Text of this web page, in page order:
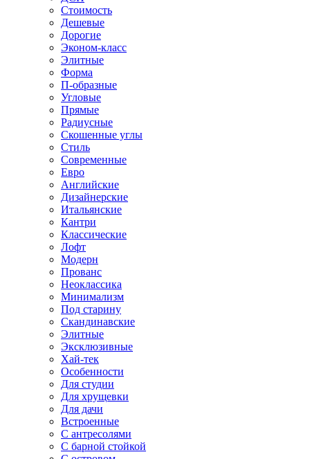
Стоимость
Дешевые
Дорогие
Эконом-класс
Элитные
Форма
П-образные
Угловые
Прямые
Радиусные
Скошенные углы
Стиль
Современные
Евро
Английские
Дизайнерские
Итальянские
Кантри
Классические
Лофт
Модерн
Прованс
Неоклассика
Минимализм
Под старину
Скандинавские
Элитные
Эксклюзивные
Хай-тек
Особенности
Для студии
Для хрущевки
Для дачи
Встроенные
С антресолями
С барной стойкой